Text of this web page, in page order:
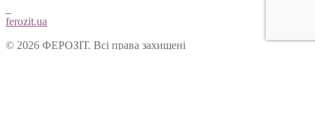
ferozit.ua
© 2026 ФЕРОЗІТ. Всі права захищені